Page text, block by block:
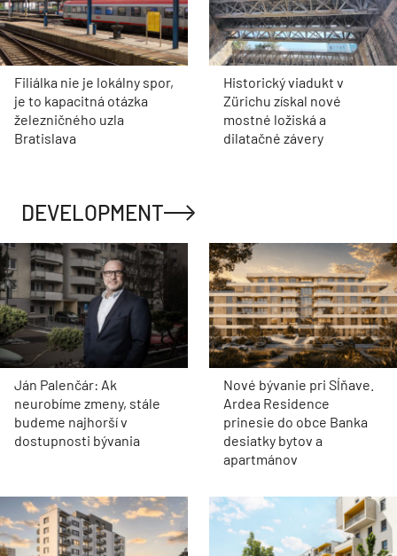
Filiálka nie je lokálny spor,
je to kapacitná otázka
železničného uzla
Bratislava
Historický viadukt v
Zürichu získal nové
mostné ložiská a
dilatačné závery
DEVELOPMENT
Ján Palenčár: Ak
neurobíme zmeny, stále
budeme najhorší v
dostupnosti bývania
Nové bývanie pri Sĺňave.
Ardea Residence
prinesie do obce Banka
desiatky bytov a
apartmánov